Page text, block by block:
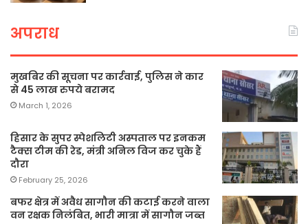
अपराध
मुखबिर की सूचना पर कार्रवाई, पुलिस ने कार
से 45 लाख रुपये बरामद
March 1, 2026
हिसार के सुपर स्पेशलिटी अस्पताल पर इनकम
टैक्स टीम की रेड, मंत्री अनिल विज कर चुके हैं
दौरा
February 25, 2026
बफर क्षेत्र में अवैध सागौन की कटाई करने वाला
वन रक्षक निलंबित, भारी मात्रा में सागौन जब्त